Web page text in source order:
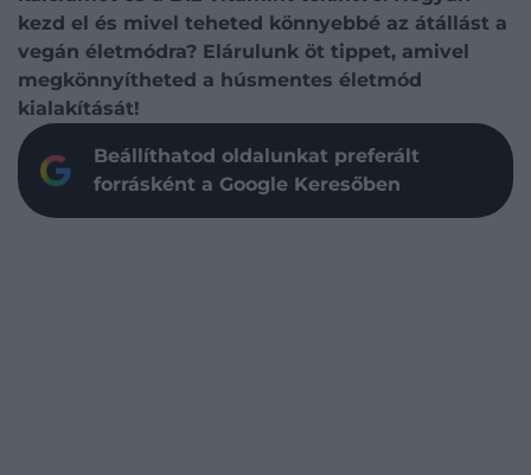
kezd el és mivel teheted könnyebbé az átállást a
vegán életmódra? Elárulunk öt tippet, amivel
megkönnyítheted a húsmentes életmód
kialakítását!
Beállíthatod oldalunkat preferált
forrásként a Google Keresőben